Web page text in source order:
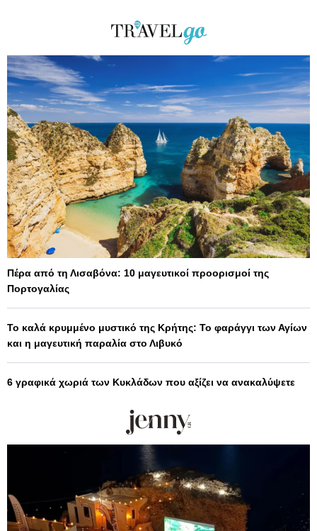
Πέρα από τη Λισαβόνα: 10 μαγευτικοί προορισμοί της
Πορτογαλίας
Το καλά κρυμμένο μυστικό της Κρήτης: Το φαράγγι των Αγίων
και η μαγευτική παραλία στο Λιβυκό
6 γραφικά χωριά των Κυκλάδων που αξίζει να ανακαλύψετε